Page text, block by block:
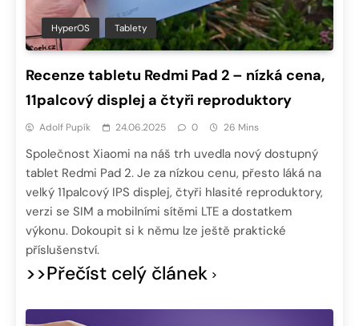
HyperOS Tablety
Recenze tabletu Redmi Pad 2 – nízká cena,
11palcový displej a čtyři reproduktory
Adolf Pupík 24.06.2025 0 26 Mins
Společnost Xiaomi na náš trh uvedla nový dostupný
tablet Redmi Pad 2. Je za nízkou cenu, přesto láká na
velký 11palcový IPS displej, čtyři hlasité reproduktory,
verzi se SIM a mobilními sítěmi LTE a dostatkem
výkonu. Dokoupit si k němu lze ještě praktické
příslušenství.
>>Přečíst celý článek